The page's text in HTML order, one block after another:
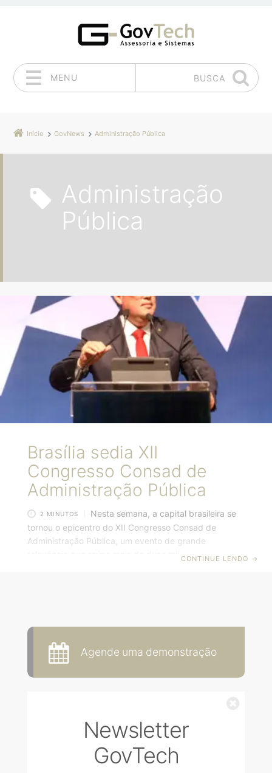
MENU BUSCA
Início GovNews Administração Pública
Administração
Pública
Brasília sedia XII
Congresso Consad de
Administração Pública
2 MINUTOS
Nesta semana, a capital brasileira se
tornou o epicentro do XII Congresso Consad de
Administração Pública, um evento de grande
relevância que reúne mais de duas mil pessoas.
promover debates sobre os avanços e desafios da
administração pública em todas as regiões do Brasil.
CONTINUE LENDO →
Agende uma demonstração
Newsletter
GovTech